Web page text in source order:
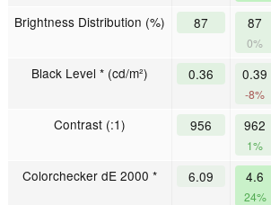
Brightness Distribution (%) 87 87
0%
Black Level * (cd/m²) 0.36 0.39
-8%
Contrast (:1) 956 962
1%
Colorchecker dE 2000 * 6.09 4.6
24%